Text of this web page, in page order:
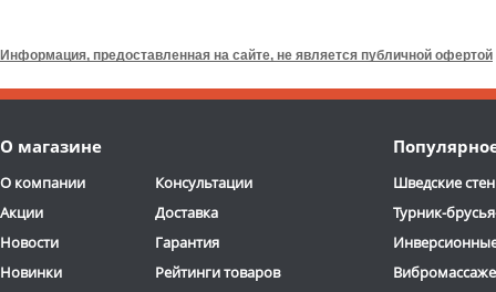
Информация, предоставленная на сайте, не является публичной офертой
О магазине
О компании
Акции
Новости
Новинки
Консультации
Доставка
Гарантия
Рейтинги товаров
Шведские
Турник-